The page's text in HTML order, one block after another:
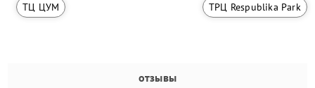
ТЦ ЦУМ ТРЦ Respublika Park
отзывы